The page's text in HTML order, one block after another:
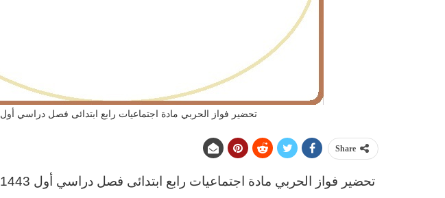
تحضير فواز الحربي مادة اجتماعيات رابع ابتدائى فصل دراسي أول 1441
Share
تحضير فواز الحربي مادة اجتماعيات رابع ابتدائى فصل دراسي أول 1443